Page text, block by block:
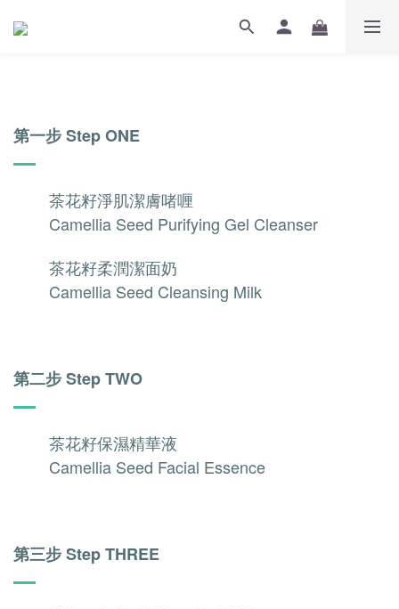
第一步 Step ONE
茶花籽淨肌潔膚啫喱
Camellia Seed Purifying Gel Cleanser
茶花籽柔潤潔面奶
Camellia Seed Cleansing Milk
第二步 Step TWO
茶花籽保濕精華液
Camellia Seed Facial Essence
第三步 Step THREE